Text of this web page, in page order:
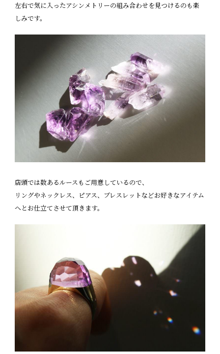
左右で気に入ったアシンメトリーの組み合わせを見つけるのも楽
しみです。
店頭では数あるルースもご用意しているので、
リングやネックレス、ピアス、ブレスレットなどお好きなアイテム
へとお仕立てさせて頂きます。